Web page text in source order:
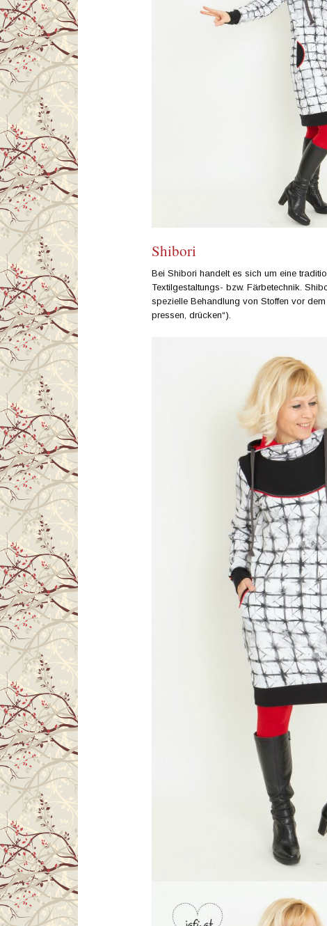
Shibori
Bei Shibori handelt es sich um eine
Textilgestaltungs- bzw. Färbetechnik.
spezielle Behandlung von Stoffen vor dem
pressen, drücken“).